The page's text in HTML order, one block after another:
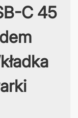
C 45